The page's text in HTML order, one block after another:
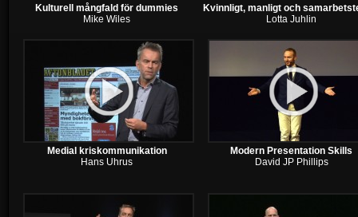
Kulturell mångfald för dummies
Mike Wiles
Kvinnligt, manligt och
Lotta Juhlin
Medial kriskommunikation
Hans Uhrus
Modern Presentation Skills
David JP Phillips